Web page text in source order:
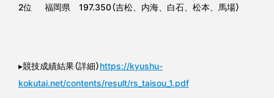
2位 福岡県 197.350（吉松、内海、白石、松本、馬場）
▸競技成績結果（詳細）https://kyushu-
kokutai.net/contents/result/rs_taisou_1.pdf